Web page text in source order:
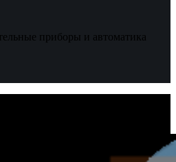
приборы и автоматика